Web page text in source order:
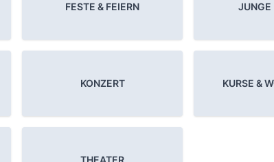
FESTE & FEIERN JUNGE
KONZERT KURSE &